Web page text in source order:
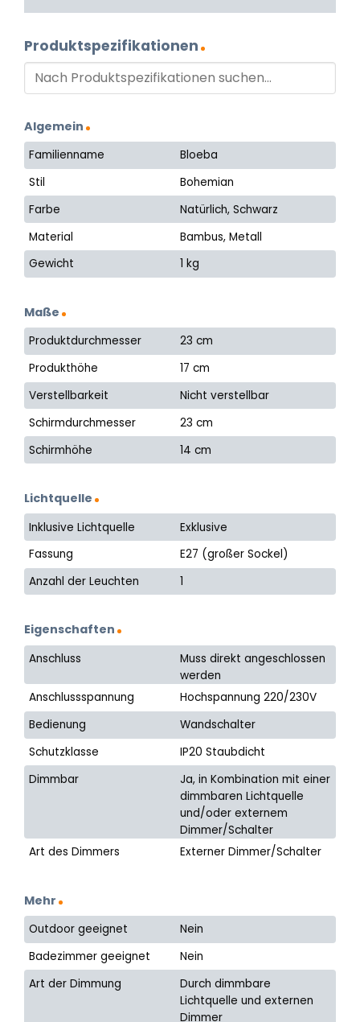
Produktspezifikationen
Algemein
Familienname
Bloeba
Stil
Bohemian
Farbe
Natürlich, Schwarz
Material
Bambus, Metall
Gewicht
1 kg
Maße
Produktdurchmesser
23 cm
Produkthöhe
17 cm
Verstellbarkeit
Nicht verstellbar
Schirmdurchmesser
23 cm
Schirmhöhe
14 cm
Lichtquelle
Inklusive Lichtquelle
Exklusive
Fassung
E27 (großer Sockel)
Anzahl der Leuchten
1
Eigenschaften
Anschluss
Muss direkt angeschlossen
werden
Anschlussspannung
Hochspannung 220/230V
Bedienung
Wandschalter
Schutzklasse
IP20 Staubdicht
Dimmbar
Ja, in Kombination mit einer
dimmbaren Lichtquelle
und/oder externem
Dimmer/Schalter
Art des Dimmers
Externer Dimmer/Schalter
Mehr
Outdoor geeignet
Nein
Badezimmer geeignet
Nein
Art der Dimmung
Durch dimmbare
Lichtquelle und externen
Dimmer